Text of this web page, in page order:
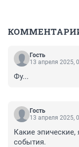
Гость
13 апреля 2025,
Фу...
Гость
13 апреля 2025,
Какие
события.